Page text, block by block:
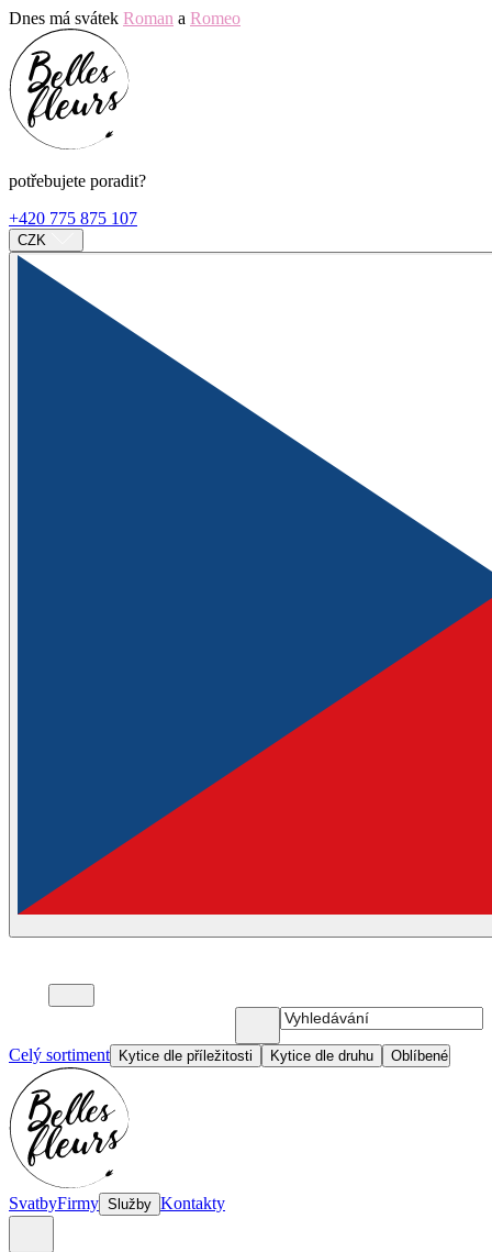
Dnes má svátek Roman a Romeo
potřebujete poradit?
+420 775 875 107
CZK
Celý sortiment Kytice dle příležitosti Kytice dle druhu Oblíbené
SvatbyFirmy Služby Kontakty